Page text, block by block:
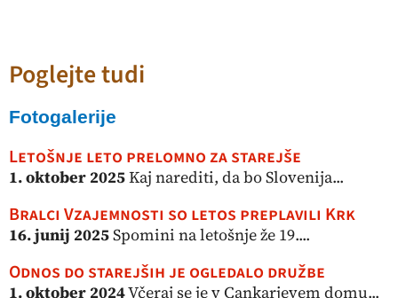
Poglejte tudi
Fotogalerije
Letošnje leto prelomno za starejše
1. oktober 2025Kaj narediti, da bo Slovenija...
Bralci Vzajemnosti so letos preplavili Krk
16. junij 2025Spomini na letošnje že 19....
Odnos do starejših je ogledalo družbe
1. oktober 2024Včeraj se je v Cankarjevem domu...